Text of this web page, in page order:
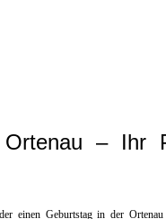
– Ihr
einen Geburtstag in der